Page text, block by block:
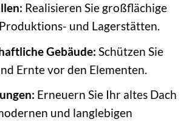
Realisieren Sie großflächige
und Lagerstätten.
Gebäude: Schützen Sie
Ernte vor den Elementen.
Erneuern Sie Ihr altes Dach
und langlebigen